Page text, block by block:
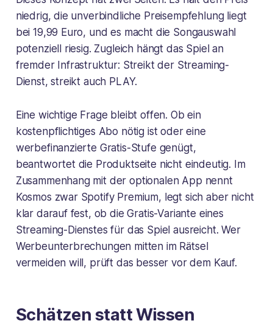
niedrig, die unverbindliche Preisempfehlung liegt
bei 19,99 Euro, und es macht die Songauswahl
potenziell riesig. Zugleich hängt das Spiel an
fremder Infrastruktur: Streikt der Streaming-
Dienst, streikt auch PLAY.
Eine wichtige Frage bleibt offen. Ob ein
kostenpflichtiges Abo nötig ist oder eine
werbefinanzierte Gratis-Stufe genügt,
beantwortet die Produktseite nicht eindeutig. Im
Zusammenhang mit der optionalen App nennt
Kosmos zwar Spotify Premium, legt sich aber nicht
klar darauf fest, ob die Gratis-Variante eines
Streaming-Dienstes für das Spiel ausreicht. Wer
Werbeunterbrechungen mitten im Rätsel
vermeiden will, prüft das besser vor dem Kauf.
Schätzen statt Wissen